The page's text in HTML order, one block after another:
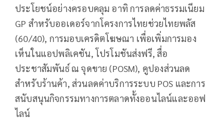
ประโยชน์อย่างครอบคลุม อาทิ การลดค่าธรรมเนียม
GP สำหรับออเดอร์จากโครงการไทยช่วยไทยพลัส
(60/40), การมอบเครดิตโฆษณา เพื่อเพิ่มการมอง
เห็นในแอปพลิเคชัน, โปรโมชันส่งฟรี, สื่อ
ประชาสัมพันธ์ ณ จุดขาย (POSM), คูปองส่วนลด
สำหรับร้านค้า, ส่วนลดค่าบริการระบบ POS และการ
สนับสนุนกิจกรรมทางการตลาดทั้งออนไลน์และออฟ
ไลน์